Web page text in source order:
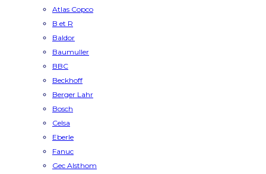
Atlas Copco
B et R
Baldor
Baumuller
BBC
Beckhoff
Berger Lahr
Bosch
Celsa
Eberle
Fanuc
Gec Alsthom